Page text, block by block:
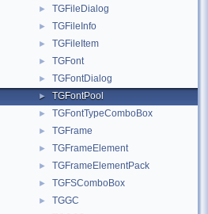
► TGFileDialog
► TGFileInfo
► TGFileItem
► TGFont
► TGFontDialog
► TGFontPool
► TGFontTypeComboBox
► TGFrame
► TGFrameElement
► TGFrameElementPack
► TGFSComboBox
► TGGC